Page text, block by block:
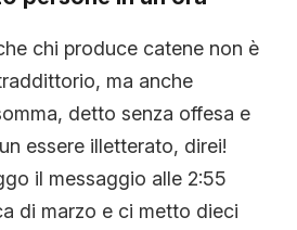
chi produce catene non è
ma anche
detto senza offesa e
essere illetterato, direi!
il messaggio alle 2:55
di marzo e ci metto dieci